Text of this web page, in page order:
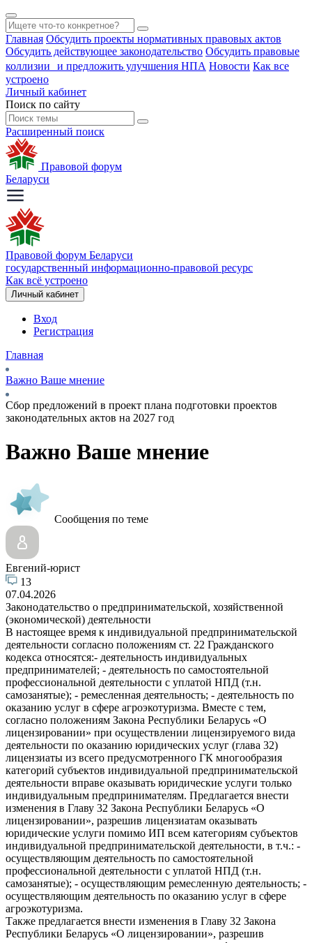
Главная Обсудить проекты нормативных правовых актов
Обсудить действующее законодательство Обсудить правовые
коллизии и предложить улучшения НПА Новости Как все
устроено
Личный кабинет
Поиск по сайту
Расширенный поиск
Правовой форум
Беларуси
Правовой форум Беларуси
государственный информационно-правовой ресурс
Как всё устроено
Личный кабинет
Вход
Регистрация
Главная
Важно Ваше мнение
Сбор предложений в проект плана подготовки проектов
законодательных актов на 2027 год
Важно Ваше мнение
Сообщения по теме
Евгений-юрист
13
07.04.2026
Законодательство о предпринимательской, хозяйственной
(экономической) деятельности
В настоящее время к индивидуальной предпринимательской
деятельности согласно положениям ст. 22 Гражданского
кодекса относятся:- деятельность индивидуальных
предпринимателей; - деятельность по самостоятельной
профессиональной деятельности с уплатой НПД (т.н.
самозанятые); - ремесленная деятельность; - деятельность по
оказанию услуг в сфере агроэкотуризма. Вместе с тем,
согласно положениям Закона Республики Беларусь «О
лицензировании» при осуществлении лицензируемого вида
деятельности по оказанию юридических услуг (глава 32)
лицензиаты из всего предусмотренного ГК многообразия
категорий субъектов индивидуальной предпринимательской
деятельности вправе оказывать юридические услуги только
индивидуальным предпринимателям. Предлагается внести
изменения в Главу 32 Закона Республики Беларусь «О
лицензировании», разрешив лицензиатам оказывать
юридические услуги помимо ИП всем категориям субъектов
индивидуальной предпринимательской деятельности, в т.ч.: -
осуществляющим деятельность по самостоятельной
профессиональной деятельности с уплатой НПД (т.н.
самозанятые); - осуществляющим ремесленную деятельность; -
осуществляющим деятельность по оказанию услуг в сфере
агроэкотуризма.
Также предлагается внести изменения в Главу 32 Закона
Республики Беларусь «О лицензировании», разрешив